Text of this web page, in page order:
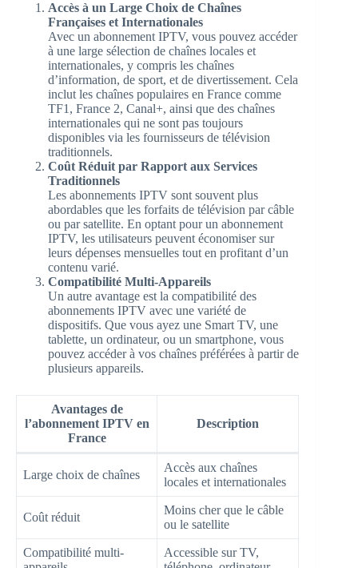
Accès à un Large Choix de Chaînes
Françaises et Internationales
Avec un abonnement IPTV, vous pouvez accéder
à une large sélection de chaînes locales et
internationales, y compris les chaînes
d’information, de sport, et de divertissement. Cela
inclut les chaînes populaires en France comme
TF1, France 2, Canal+, ainsi que des chaînes
internationales qui ne sont pas toujours
disponibles via les fournisseurs de télévision
traditionnels.
Coût Réduit par Rapport aux Services
Traditionnels
Les abonnements IPTV sont souvent plus
abordables que les forfaits de télévision par câble
ou par satellite. En optant pour un abonnement
IPTV, les utilisateurs peuvent économiser sur
leurs dépenses mensuelles tout en profitant d’un
contenu varié.
Compatibilité Multi-Appareils
Un autre avantage est la compatibilité des
abonnements IPTV avec une variété de
dispositifs. Que vous ayez une Smart TV, une
tablette, un ordinateur, ou un smartphone, vous
pouvez accéder à vos chaînes préférées à partir de
plusieurs appareils.
Avantages de
l’abonnement IPTV en
France
Description
Large choix de chaînes
Accès aux chaînes
locales et internationales
Coût réduit
Moins cher que le câble
ou le satellite
Compatibilité multi-
Accessible sur TV,